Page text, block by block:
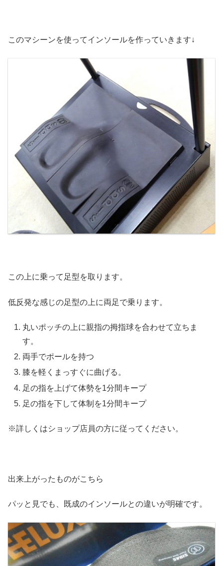
このマシーンを使ってインソールを作っていきます↓
この上に乗って足型を取ります。
低反発な感じの足型の上に両足で乗ります。
丸いポッチの上に親指の拇指球を合わせて立ちま
す。
両手でポールを持つ
膝を軽くまっすぐに曲げる。
足の指を上げて体勢を1分間キープ
足の指を下して体制を1分間キープ
※詳しくはショップ店員の方に従ってください。
出来上がったものがこちら
パッと見でも、既成のインソールとの違いが明確です。